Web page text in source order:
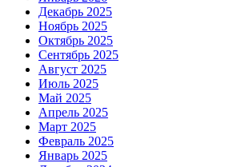
Декабрь 2025
Ноябрь 2025
Октябрь 2025
Сентябрь 2025
Август 2025
Июль 2025
Май 2025
Апрель 2025
Март 2025
Февраль 2025
Январь 2025